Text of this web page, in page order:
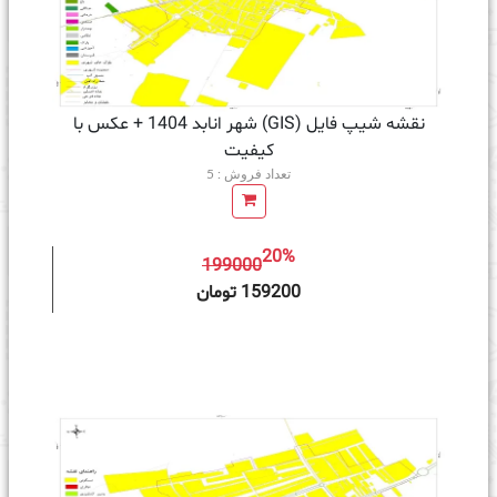
نقشه شیپ فایل (GIS) شهر انابد 1404 + عکس با
کیفیت
تعداد فروش : 5
19900020%
159200 تومان